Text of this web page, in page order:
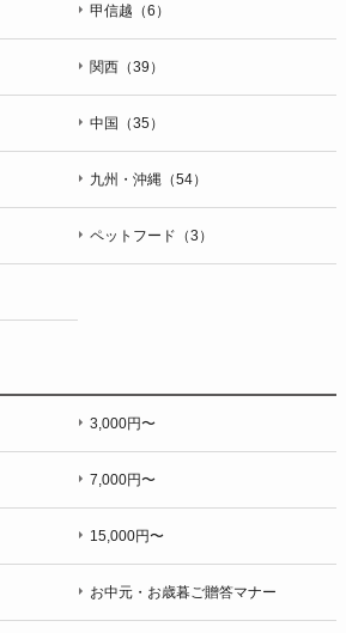
甲信越（6）
関西（39）
中国（35）
九州・沖縄（54）
ペットフード（3）
3,000円〜
7,000円〜
15,000円〜
お中元・お歳暮ご贈答マナー